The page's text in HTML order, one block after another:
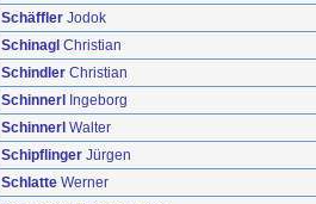
Schäffler Jodok
Schinagl Christian
Schindler Christian
Schinnerl
Ingeborg
Schinnerl Walter
Schipflinger Jürgen
Schlatte Werner